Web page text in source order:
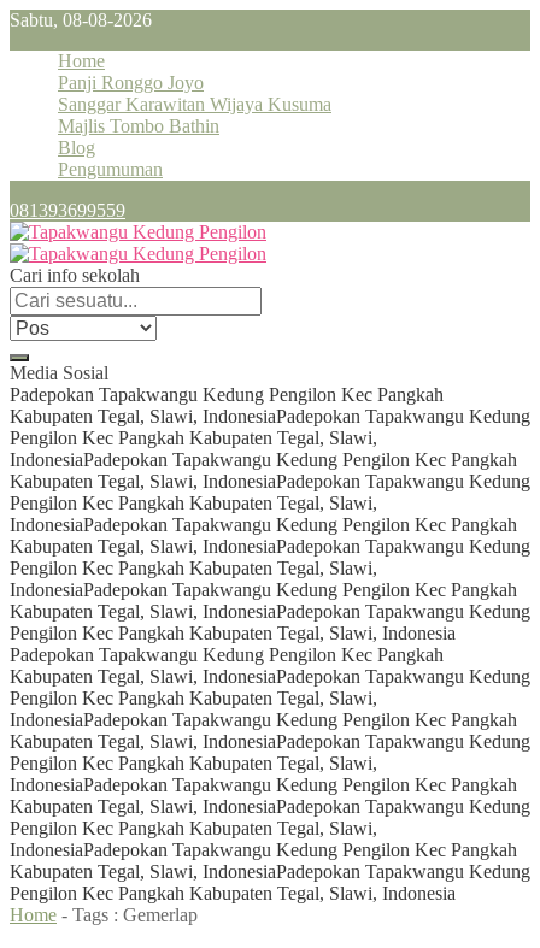
Sabtu, 08-08-2026
Home
Panji Ronggo Joyo
Sanggar Karawitan Wijaya Kusuma
Majlis Tombo Bathin
Blog
Pengumuman
081393699559
Cari info sekolah
Media Sosial
Padepokan Tapakwangu Kedung Pengilon Kec Pangkah
Kabupaten Tegal, Slawi, IndonesiaPadepokan Tapakwangu Kedung
Pengilon Kec Pangkah Kabupaten Tegal, Slawi,
IndonesiaPadepokan Tapakwangu Kedung Pengilon Kec Pangkah
Kabupaten Tegal, Slawi, IndonesiaPadepokan Tapakwangu Kedung
Pengilon Kec Pangkah Kabupaten Tegal, Slawi,
IndonesiaPadepokan Tapakwangu Kedung Pengilon Kec Pangkah
Kabupaten Tegal, Slawi, IndonesiaPadepokan Tapakwangu Kedung
Pengilon Kec Pangkah Kabupaten Tegal, Slawi,
IndonesiaPadepokan Tapakwangu Kedung Pengilon Kec Pangkah
Kabupaten Tegal, Slawi, IndonesiaPadepokan Tapakwangu Kedung
Pengilon Kec Pangkah Kabupaten Tegal, Slawi, Indonesia
Padepokan Tapakwangu Kedung Pengilon Kec Pangkah
Kabupaten Tegal, Slawi, IndonesiaPadepokan Tapakwangu Kedung
Pengilon Kec Pangkah Kabupaten Tegal, Slawi,
IndonesiaPadepokan Tapakwangu Kedung Pengilon Kec Pangkah
Kabupaten Tegal, Slawi, IndonesiaPadepokan Tapakwangu Kedung
Pengilon Kec Pangkah Kabupaten Tegal, Slawi,
IndonesiaPadepokan Tapakwangu Kedung Pengilon Kec Pangkah
Kabupaten Tegal, Slawi, IndonesiaPadepokan Tapakwangu Kedung
Pengilon Kec Pangkah Kabupaten Tegal, Slawi,
IndonesiaPadepokan Tapakwangu Kedung Pengilon Kec Pangkah
Kabupaten Tegal, Slawi, IndonesiaPadepokan Tapakwangu Kedung
Pengilon Kec Pangkah Kabupaten Tegal, Slawi, Indonesia
Home - Tags : Gemerlap